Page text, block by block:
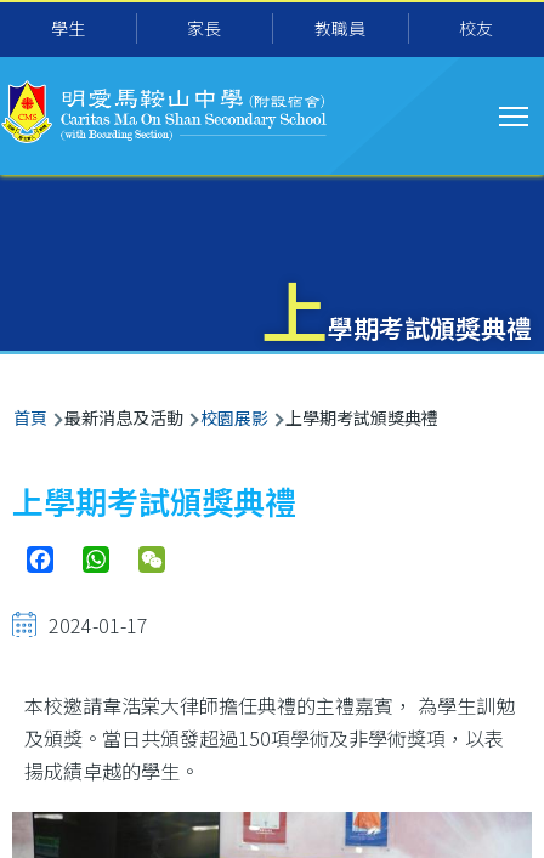
移至主內容
學生 家長 教職員 校友
导
航
上學期考試頒獎典禮
導
航
連
結
首頁 最新消息及活動 校園展影 上學期考試頒獎典禮
上學期考試頒獎典禮
FacebookWhatsApp
2024-01-17
本校邀請韋浩棠大律師擔任典禮的主禮嘉賓， 為學生訓勉
及頒獎。當日共頒發超過150項學術及非學術獎項，以表
揚成績卓越的學生。